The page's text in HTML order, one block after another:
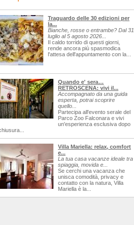
Traguardo delle 30 edizioni per
la...
Bianche, rosse o entrambe? Dal 31
luglio al 5 agosto 2026...
Il caldo torrido di questi giorni,
rende ancora più spasmodica
l'attesa dell'appuntamento con la...
Quando e' sera…
RETROSCENA: vivi il...
Accompagnato da una guida
esperta, potrai scoprire
quello...
Partecipa all'evento serale del
Parco Zoo Falconara e vivi
un'esperienza esclusiva dopo
Villa Mariella: relax, comfort
e...
La tua casa vacanze ideale tra
spiaggia, movida e...
Se cerchi una vacanza che
unisca comodità, privacy e
contatto con la natura, Villa
Mariella è la...